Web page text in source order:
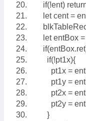
if(!ent)
let cent =
let entBox =
if(!pt1x){
pt1x =
pt1y =
pt2x =
pt2y =
}